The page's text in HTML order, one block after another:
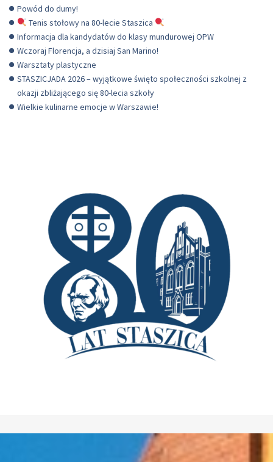
Powód do dumy!
Tenis stołowy na 80-lecie Staszica
Informacja dla kandydatów do klasy mundurowej OPW
Wczoraj Florencja, a dzisiaj San Marino!
Warsztaty plastyczne
STASZICJADA 2026 – wyjątkowe święto społeczności szkolnej z
okazji zbliżającego się 80-lecia szkoły
Wielkie kulinarne emocje w Warszawie!